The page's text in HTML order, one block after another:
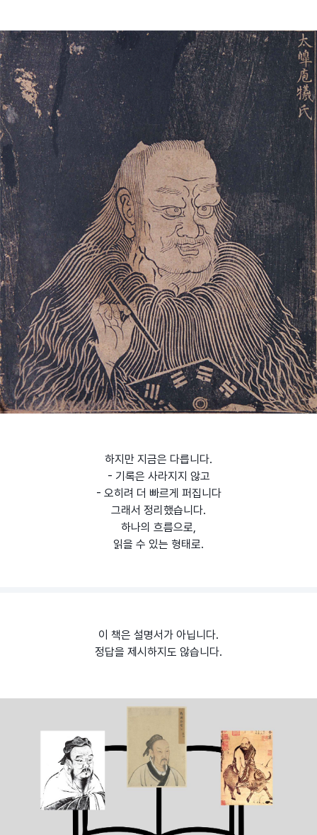
하지만 지금은 다릅니다.
- 기록은 사라지지 않고
- 오히려 더 빠르게 퍼집니다
그래서 정리했습니다.
하나의 흐름으로,
읽을 수 있는 형태로.
이 책은 설명서가 아닙니다.
정답을 제시하지도 않습니다.